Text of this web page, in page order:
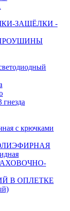
ЗАЩЁЛКИ -
гнезда
с крючками
В ОПЛЕТКЕ